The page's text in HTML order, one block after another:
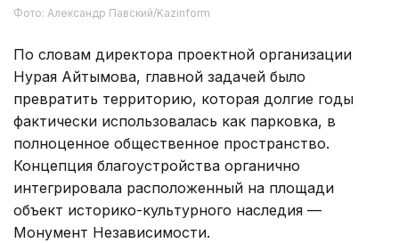
Фото: Александр Павский/Kazinform
По словам директора проектной организации
Нурая Айтымова, главной задачей было
превратить территорию, которая долгие годы
фактически использовалась как парковка, в
полноценное общественное пространство.
Концепция благоустройства органично
интегрировала расположенный на площади
объект историко-культурного наследия —
Монумент Независимости.